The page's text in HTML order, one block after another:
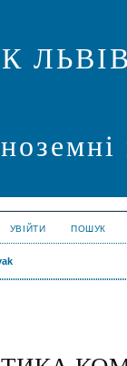
УВІЙТИ ПОШУК